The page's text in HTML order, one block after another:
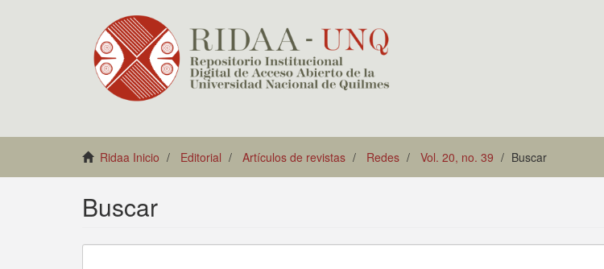
Ridaa Inicio Editorial Artículos de revistas Redes Vol. 20, no. 39 Buscar
Buscar